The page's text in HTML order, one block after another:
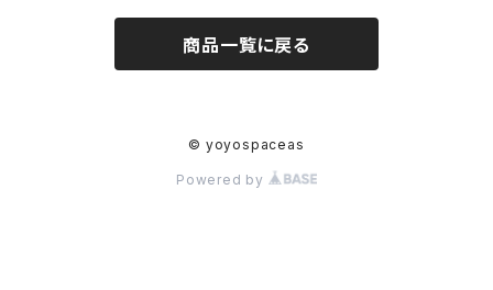
ヨーヨーファクトリー
商品一覧に戻る
© yoyospaceas
Powered by